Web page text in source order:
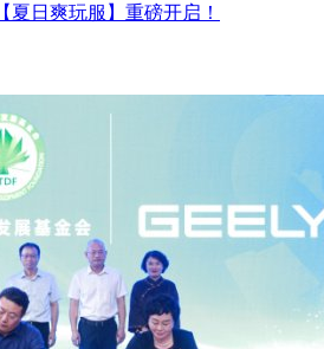
夏日爽玩服】重磅开启！